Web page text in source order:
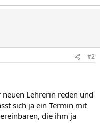
#2
Lehrerin reden und
sich ja ein Termin mit
die ihm ja